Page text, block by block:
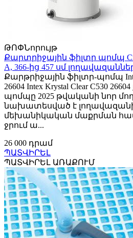
ԹՈՓՆորույթ
Քարտրիջային ֆիլտր պոմպ
A, 366-ից 457 սմ
Քարթրիջային ֆիլտր-պոմպ Intex
26604 Intex Krystal Clear C530
պոմպը 2025 թվականի նոր
նախատեսված է
մեխանիկական մաքրման
ջրում ա...
26 000 դրամ
ՊԱՏՎԻՐԵԼ
ՊԱՏՎԻՐԵԼ ԱՌԱՔՈՒՄ